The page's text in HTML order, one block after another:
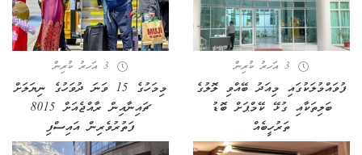
3 އަހރު ކުރިން
ފުވައްމުލަކުގައި މިއަދު ބޭއްވި ލޮލުގެ
ބަލިތަކާއި ގުޅޭ ކޭމްޕަށް ބޮޑު
ތަރުހީބެއް
3 އަހރު ކުރިން
މިމަހުގެ 15 ވަނަ ދުވަހުގެ ނިޔަލަށް
ޗައިނާއިން ރާއްޖެއަށް 8015
ފަތުރުވެރިން އައިސްފި